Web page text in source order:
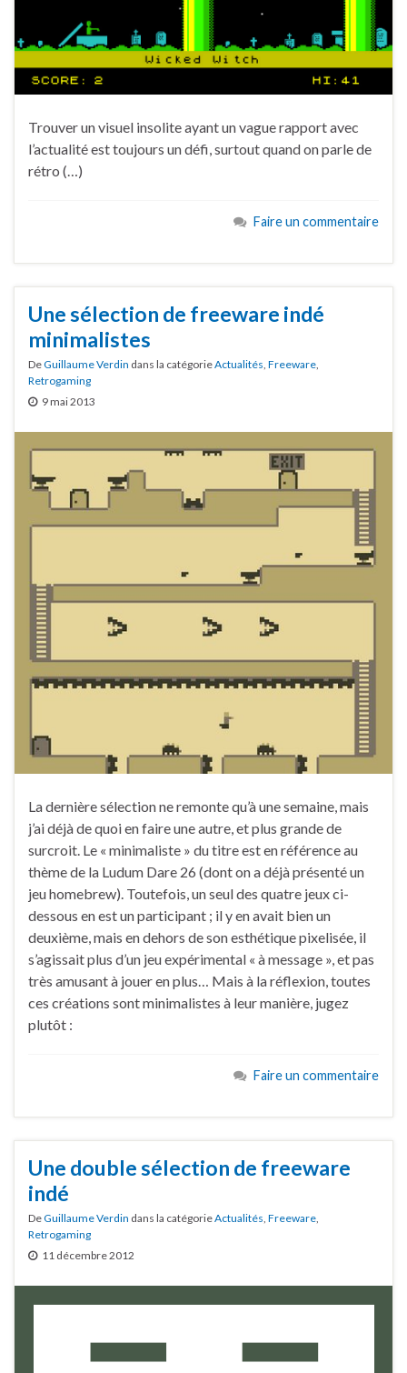
Trouver un visuel insolite ayant un vague rapport avec
l’actualité est toujours un défi, surtout quand on parle de
rétro (…)
Faire un commentaire
Une sélection de freeware indé
minimalistes
DeGuillaume Verdin dans la catégorieActualités Freeware
Retrogaming
9 mai 2013
La dernière sélection ne remonte qu’à une semaine, mais
j’ai déjà de quoi en faire une autre, et plus grande de
surcroit. Le « minimaliste » du titre est en référence au
thème de la Ludum Dare 26 (dont on a déjà présenté un
jeu homebrew). Toutefois, un seul des quatre jeux ci-
dessous en est un participant ; il y en avait bien un
deuxième, mais en dehors de son esthétique pixelisée, il
s’agissait plus d’un jeu expérimental « à message », et pas
très amusant à jouer en plus… Mais à la réflexion, toutes
ces créations sont minimalistes à leur manière, jugez
plutôt :
Faire un commentaire
Une double sélection de freeware
indé
DeGuillaume Verdin dans la catégorieActualités Freeware
Retrogaming
11 décembre 2012